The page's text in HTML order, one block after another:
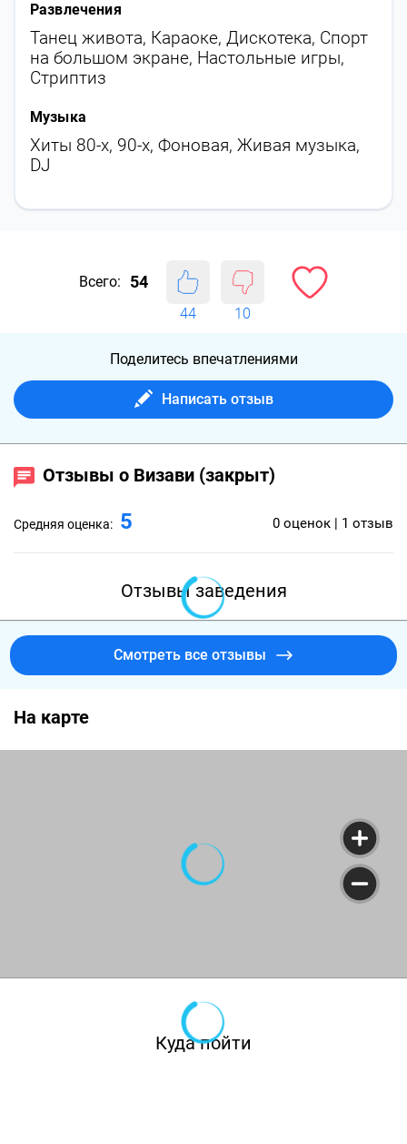
Развлечения
Танец живота, Караоке, Дискотека, Спорт
на большом экране, Настольные игры,
Стриптиз
Музыка
Хиты 80-х, 90-х, Фоновая, Живая музыка,
DJ
Всего: 54
44 10
Поделитесь впечатлениями
Написать отзыв
Отзывы о Визави (закрыт)
Средняя оценка: 5 0 оценок | 1 отзыв
Отзывы заведения
Смотреть все отзывы
На карте
Куда пойти